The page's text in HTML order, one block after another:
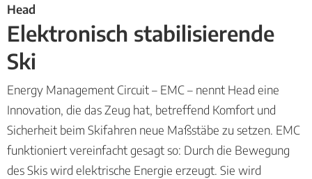
Head
Elektronisch stabilisierende
Ski
Energy Management Circuit – EMC – nennt Head eine
Innovation, die das Zeug hat, betreffend Komfort und
Sicherheit beim Skifahren neue Maßstäbe zu setzen. EMC
funktioniert vereinfacht gesagt so: Durch die Bewegung
des Skis wird elektrische Energie erzeugt. Sie wird